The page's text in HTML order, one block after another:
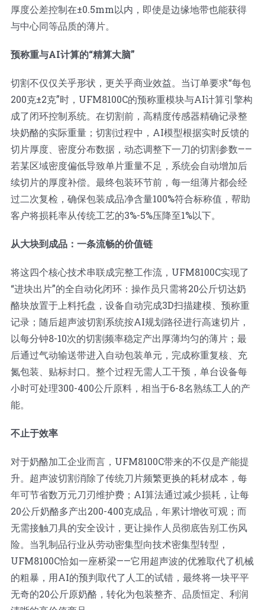
厚度公差控制在±0.5mm以内，即使是边缘地带也能获得
与中心同等品质的薄片。
预称重与AI计算的“精算大脑”
切割不仅仅关乎形状，更关乎商业效益。当订单要求“每包
200克±2克”时，UFM8100C的预称重模块与AI计算引擎构
成了闭环控制系统。在切割前，高精度传感器精确记录整
块奶酪的实际重量；切割过程中，AI模型根据实时反馈的
切片厚度、密度分布数据，动态调整下一刀的切割参数——
若某区域密度偏低导致单片重量不足，系统会自动增加后
续切片的厚度补偿。最终包装环节前，每一组薄片都会经
过二次复检，确保包装成品净含量100%符合标称值，帮助
客户将损耗率从传统工艺的3%-5%压降至1%以下。
从大块到成品：一条流畅的价值链
将这四个核心技术串联成完整工作流，UFM8100C实现了
“进块出片”的全自动化闭环：操作员只需将20公斤切达奶
酪块放置于上料托盘，设备自动完成3D扫描建模、预称重
记录；随后超声波切割系统按AI规划路径进行高速切片，
以每分钟8-10次的切割频率稳定产出厚薄均匀的薄片；最
后通过气动输送带进入自动包装单元，完成称重复核、充
氮包装、贴标封口。整个过程无需人工干预，单台设备每
小时可处理300-400公斤原料，相当于6-8名熟练工人的产
能。
不止于效率
对于奶酪加工企业而言，UFM8100C带来的不仅是产能提
升。超声波切割消除了传统刀片频繁更换的耗材成本，每
年可节省数万元刀刃维护费；AI算法通过减少损耗，让每
20公斤奶酪多产出200-400克成品，年累计增收可观；而
无需接触刀具的安全设计，更让操作人员彻底告别工伤风
险。当乳制品行业从劳动密集型向技术密集型转型，
UFM8100C恰如一座桥梁——它用超声波的优雅取代了机械
的粗暴，用AI的预判取代了人工的试错，最终将一块平平
无奇的20公斤原奶酪，转化为包装整齐、品质恒定、利润